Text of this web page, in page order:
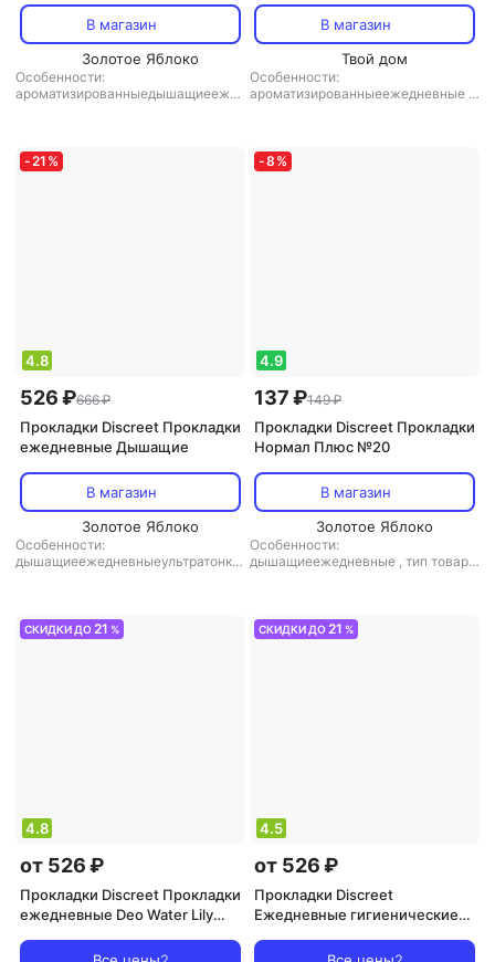
В магазин
Золотое Яблоко
Особенности:
ароматизированныедышащиеежед
В магазин
Твой дом
Особенности:
ароматизированныеежедневные ,
-21 %
4.8
526 ₽666 ₽
Прокладки Discreet Прокладки
ежедневные Дышащие
В магазин
Золотое Яблоко
Особенности:
дышащиеежедневныеультратонки
-8 %
4.9
137 ₽149 ₽
Прокладки Discreet Прокладки
Нормал Плюс №20
В магазин
Золотое Яблоко
Особенности:
дышащиеежедневные , тип товара:
СКИДКИ ДО21 %
4.8
от 526 ₽
Прокладки Discreet Прокладки
ежедневные Deo Water Lily
СКИДКИ ДО21 %
4.5
от 526 ₽
Прокладки Discreet
Ежедневные гигиенические
Multiform, 100шт